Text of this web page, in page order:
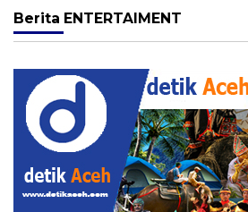
Berita ENTERTAIMENT